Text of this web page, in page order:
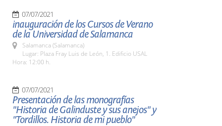
07/07/2021
inauguración de los Cursos de Verano
de la Universidad de Salamanca
Salamanca (Salamanca)
Lugar: Plaza Fray Luis de León, 1. Edificio USAL
Hora: 12:00 h.
07/07/2021
Presentación de las monografías
"Historia de Galinduste y sus anejos" y
"Tordillos. Historia de mi pueblo"